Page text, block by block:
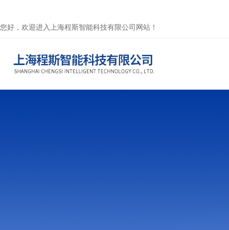
您好，欢迎进入上海程斯智能科技有限公司网站！